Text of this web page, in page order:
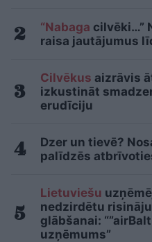
“Nabaga cilvēki…”
raisa jautājumus
Cilvēkus aizrāvis
izkustināt
erudīciju
Dzer un tievē?
palīdzēs
Lietuviešu
nedzirdētu
glābšanai:
uzņēmums”